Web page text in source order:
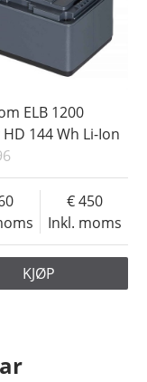
ELB 1200
144 Wh Li-Ion
Inkl. moms
450
KJØP